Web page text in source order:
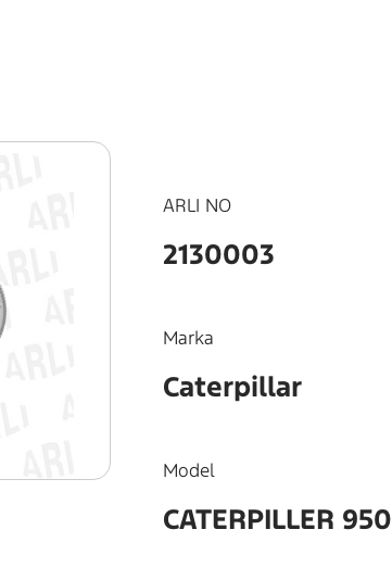
ARLI NO
2130003
Marka
Caterpillar
Model
CATERPILLER 950